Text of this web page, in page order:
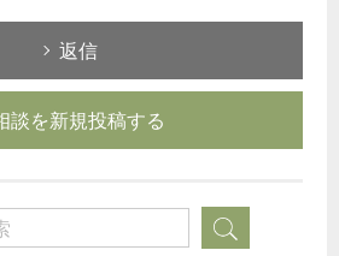
返信
談を新規投稿する